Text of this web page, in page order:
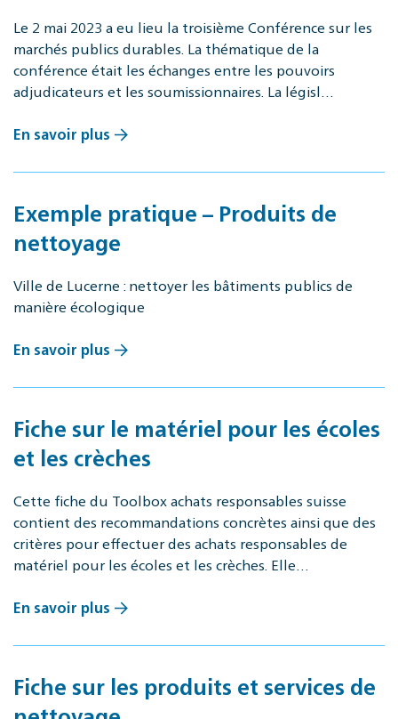
Le 2 mai 2023 a eu lieu la troisième Conférence sur les
marchés publics durables. La thématique de la
conférence était les échanges entre les pouvoirs
adjudicateurs et les soumissionnaires. La législ…
En savoir plus
Exemple pratique – Produits de
nettoyage
Ville de Lucerne : nettoyer les bâtiments publics de
manière écologique
En savoir plus
Fiche sur le matériel pour les écoles
et les crèches
Cette fiche du Toolbox achats responsables suisse
contient des recommandations concrètes ainsi que des
critères pour effectuer des achats responsables de
matériel pour les écoles et les crèches. Elle…
En savoir plus
Fiche sur les produits et services de